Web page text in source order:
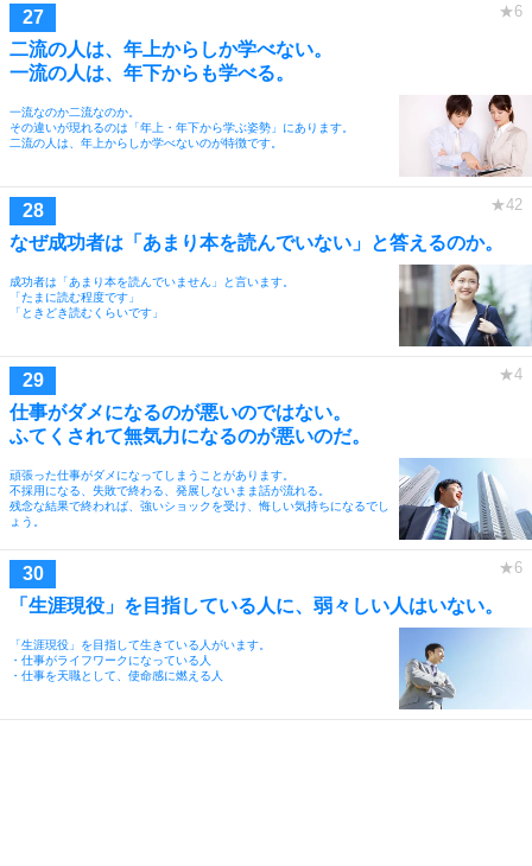
二流の人は、年上からしか学べない。
一流の人は、年下からも学べる。
一流なのか二流なのか。
その違いが現れるのは「年上・年下から学ぶ姿勢」にあります。
二流の人は、年上からしか学べないのが特徴です。
なぜ成功者は「あまり本を読んでいない」と答えるのか。
成功者は「あまり本を読んでいません」と言います。
「たまに読む程度です」
「ときどき読むくらいです」
仕事がダメになるのが悪いのではない。
ふてくされて無気力になるのが悪いのだ。
頑張った仕事がダメになってしまうことがあります。
不採用になる、失敗で終わる、発展しないまま話が流れる。
残念な結果で終われば、強いショックを受け、悔しい気持ちになるでし
ょう。
「生涯現役」を目指している人に、弱々しい人はいない。
「生涯現役」を目指して生きている人がいます。
・仕事がライフワークになっている人
・仕事を天職として、使命感に燃える人